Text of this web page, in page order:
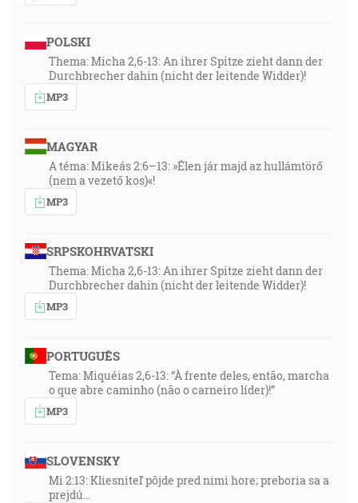
POLSKI
Thema: Micha 2,6-13: An ihrer Spitze zieht dann der
Durchbrecher dahin (nicht der leitende Widder)!
MP3
MAGYAR
A téma: Mikeás 2:6–13: »Élen jár majd az hullámtörő
(nem a vezető kos)«!
MP3
SRPSKOHRVATSKI
Thema: Micha 2,6-13: An ihrer Spitze zieht dann der
Durchbrecher dahin (nicht der leitende Widder)!
MP3
PORTUGUÊS
Tema: Miquéias 2,6-13: “À frente deles, então, marcha
o que abre caminho (não o carneiro líder)!”
MP3
SLOVENSKY
Mi 2:13: Kliesniteľ pôjde pred nimi hore; preboria sa a
prejdú…